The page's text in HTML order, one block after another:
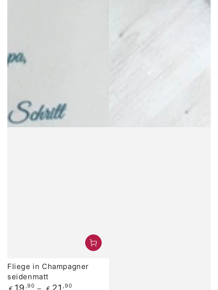
Fliege in Champagner
seidenmatt
Regulärer
19 ,90 21 ,90